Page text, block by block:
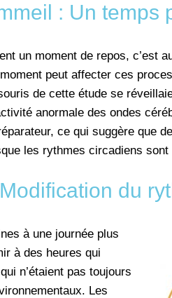
: Un temps
un moment de repos, c’est
peut affecter ces
de cette étude se
anormale des ondes
ce qui suggère que
les rythmes circadiens sont
Modification du
à une journée plus
à des heures qui
n’étaient pas toujours
Les